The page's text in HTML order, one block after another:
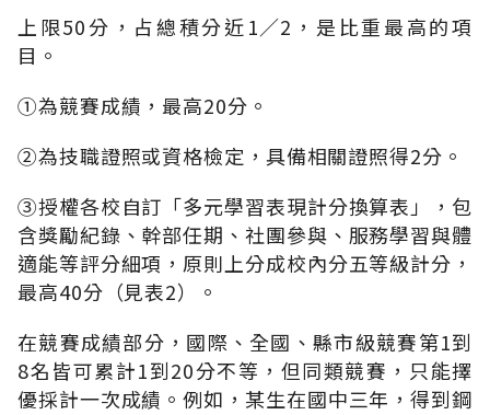
上限50分，占總積分近1∕2，是比重最高的項
目。
①為競賽成績，最高20分。
②為技職證照或資格檢定，具備相關證照得2分。
③授權各校自訂「多元學習表現計分換算表」，包
含獎勵紀錄、幹部任期、社團參與、服務學習與體
適能等評分細項，原則上分成校內分五等級計分，
最高40分（見表2）。
在競賽成績部分，國際、全國、縣市級競賽第1到
8名皆可累計1到20分不等，但同類競賽，只能擇
優採計一次成績。例如，某生在國中三年，得到鋼